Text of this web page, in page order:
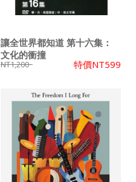
讓全世界都知道 第十六集：
文化的衝撞
NT1,200 特價NT599